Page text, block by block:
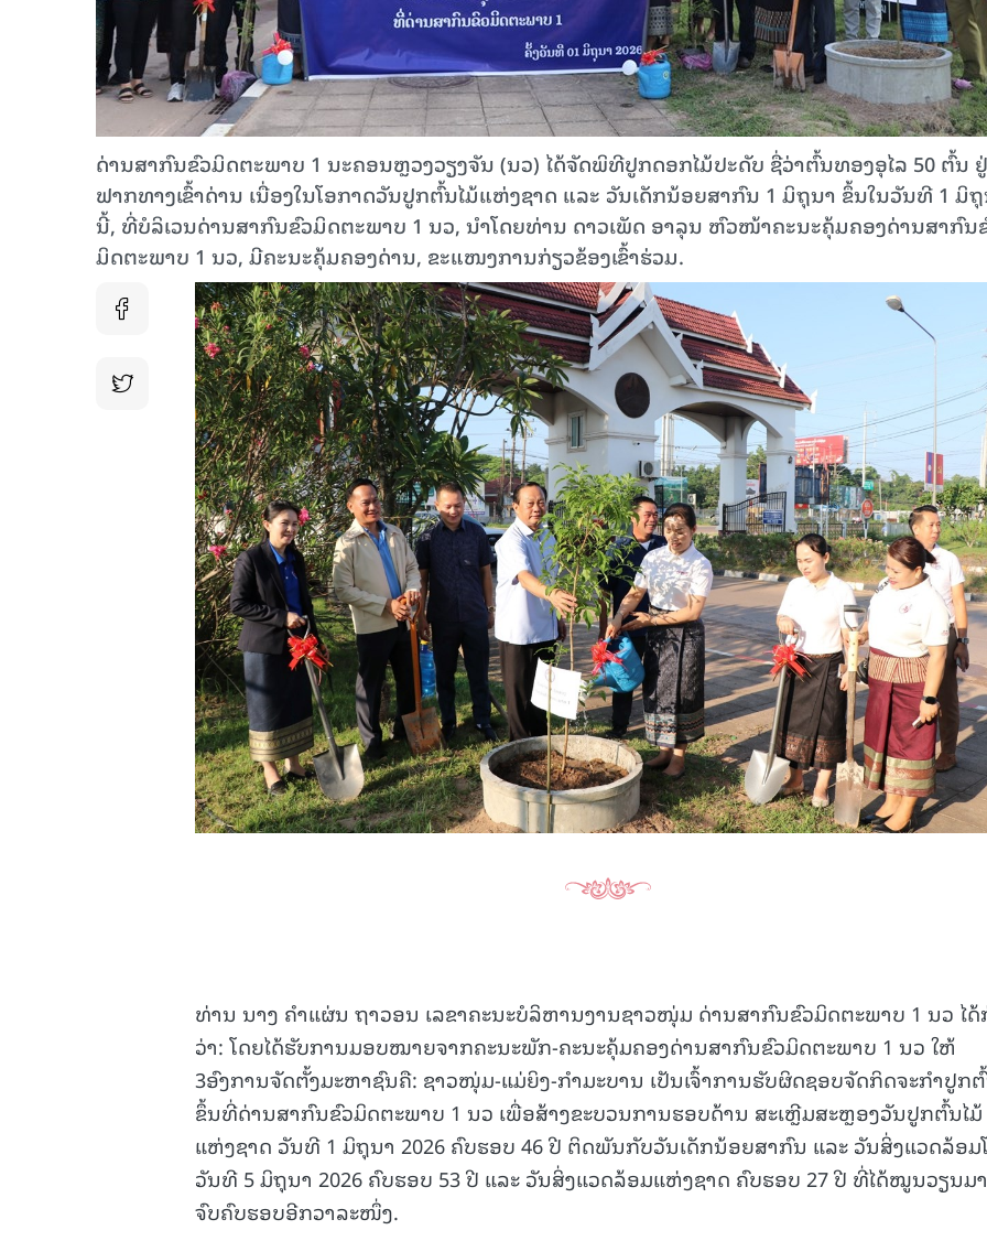
ດ່ານສາກົນຂົວມິດຕະພາບ 1 ນະຄອນຫຼວງວຽງຈັນ (ນວ) ໄດ້ຈັດພິທີປູກດອກໄມ້ປະດັບ ຊື່ວ່າຕົ້ນທອງອຸໄລ 50 ຕົ້ນ ຢູ່
ຟາກທາງເຂົ້າດ່ານ ເນື່ອງໃນໂອກາດວັນປູກຕົ້ນໄມ້ແຫ່ງຊາດ ແລະ ວັນເດັກນ້ອຍສາກົນ 1 ມິຖຸນາ ຂຶ້ນໃນວັນທີ 1 ມິ
ນີ້, ທີ່ບໍລິເວນດ່ານສາກົນຂົວມິດຕະພາບ 1 ນວ, ນໍາໂດຍທ່ານ ດາວເພັດ ອາລຸນ ຫົວໜ້າຄະນະຄຸ້ມຄອງດ່ານສາກົນ
ມິດຕະພາບ 1 ນວ, ມີຄະນະຄຸ້ມຄອງດ່ານ, ຂະແໜງການກ່ຽວຂ້ອງເຂົ້າຮ່ວມ.
ທ່ານ ນາງ ຄຳແຜ່ນ ຖາວອນ ເລຂາຄະນະບໍລິຫານງານຊາວໜຸ່ມ ດ່ານສາກົນຂົວມິດຕະພາບ 1 ນວ ໄດ້
ວ່າ: ໂດຍໄດ້ຮັບການມອບໝາຍຈາກຄະນະພັກ-ຄະນະຄຸ້ມຄອງດ່ານສາກົນຂົວມິດຕະພາບ 1 ນວ ໃຫ້
3ອົງການຈັດຕັ້ງມະຫາຊົນຄື: ຊາວໜຸ່ມ-ແມ່ຍິງ-ກຳມະບານ ເປັນເຈົ້າການຮັບຜິດຊອບຈັດກິດຈະກຳປູກ
ຂຶ້ນທີ່ດ່ານສາກົນຂົວມິດຕະພາບ 1 ນວ ເພື່ອສ້າງຂະບວນການຮອບດ້ານ ສະເຫຼີມສະຫຼອງວັນປູກຕົ້ນໄມ້
ແຫ່ງຊາດ ວັນທີ 1 ມິຖຸນາ 2026 ຄົບຮອບ 46 ປີ ຕິດພັນກັບວັນເດັກນ້ອຍສາກົນ ແລະ ວັນສິ່ງແວດລ້ອມ
ວັນທີ 5 ມິຖຸນາ 2026 ຄົບຮອບ 53 ປີ ແລະ ວັນສິ່ງແວດລ້ອມແຫ່ງຊາດ ຄົບຮອບ 27 ປີ ທີ່ໄດ້ໝູນວຽນມ
ຈົບຄົບຮອບອີກວາລະໜຶ່ງ.
15.040(07-08-